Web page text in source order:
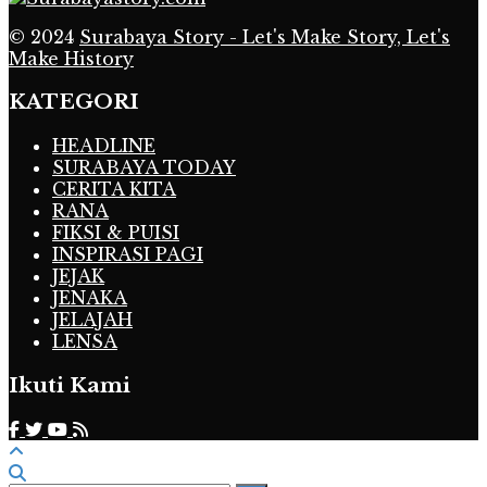
© 2024 Surabaya Story - Let's Make Story, Let's
Make History
KATEGORI
HEADLINE
SURABAYA TODAY
CERITA KITA
RANA
FIKSI & PUISI
INSPIRASI PAGI
JEJAK
JENAKA
JELAJAH
LENSA
Ikuti Kami